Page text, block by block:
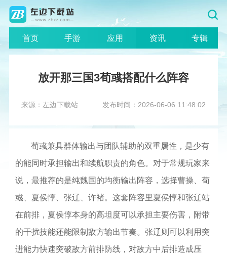
首页 手游 应用 资讯 专辑
放开那三国3荀彧搭配什么阵容
来源：左边下载站 发布时间：2026-06-06 11:48:02
荀彧兼具群体输出与团队辅助的双重属性，是少有
的能同时承担输出和续航职责的角色。对于常规玩家来
说，最推荐的是纯魏国的均衡输出阵容，选择曹操、荀
彧、夏侯惇、张辽、许褚。这套阵容里夏侯惇和张辽站
在前排，夏侯惇本身的高坦度可以承担主要伤害，附带
的干扰技能还能限制敌方输出节奏。张辽则可以利用突
进能力快速突破敌方前排防线，对敌方中后排造成压